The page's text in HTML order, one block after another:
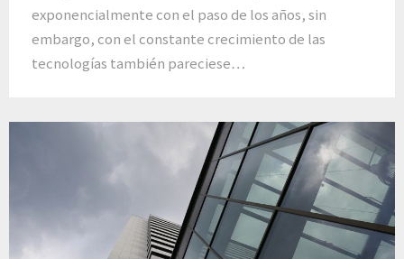
exponencialmente con el paso de los años, sin
embargo, con el constante crecimiento de las
tecnologías también pareciese…